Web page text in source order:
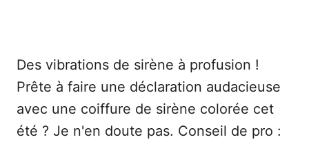
Des vibrations de sirène à profusion !
Prête à faire une déclaration audacieuse
avec une coiffure de sirène colorée cet
été ? Je n'en doute pas. Conseil de pro :